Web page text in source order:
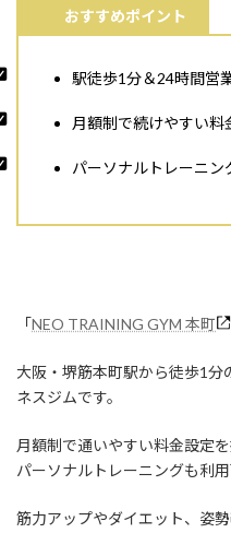
おすすめポイント
駅徒歩1分＆24時間営
月額制で続けやすい料
パーソナルトレーニン
「NEO TRAINING GYM 本町
大阪・堺筋本町駅から徒歩1分
ネスジムです。
月額制で通いやすい料金設定
パーソナルトレーニングも利用
筋力アップやダイエット、姿